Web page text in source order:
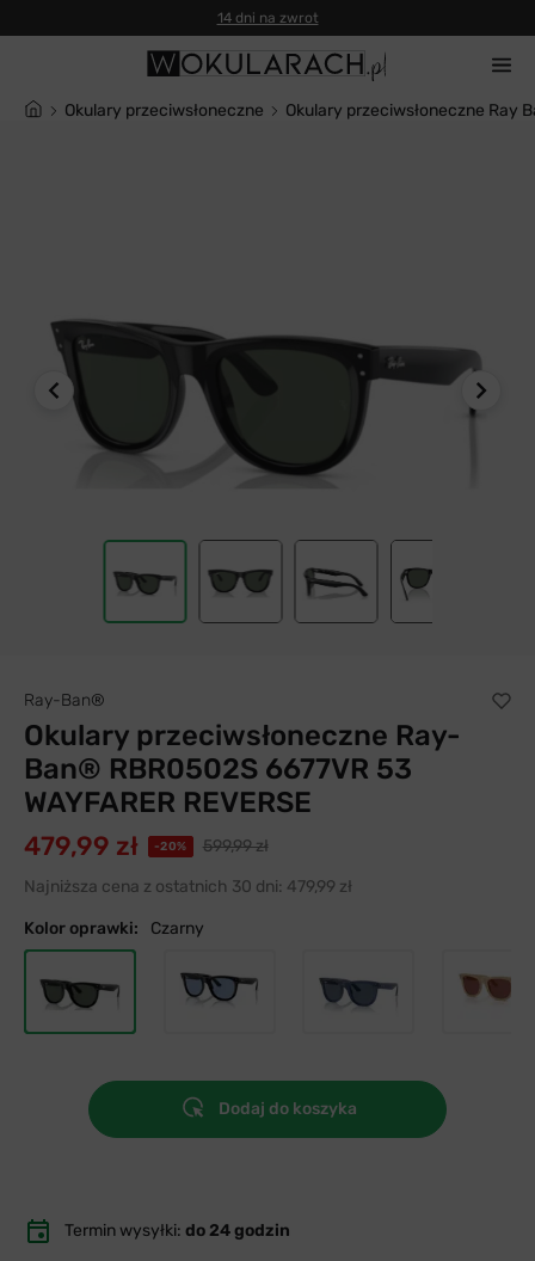
14 dni na zwrot
Okulary przeciwsłoneczne Okulary przeciwsłoneczne Ray
Ray-Ban®
Okulary przeciwsłoneczne Ray-
Ban® RBR0502S 6677VR 53
WAYFARER REVERSE
479,99 zł -20%
599,99 zł
Najniższa cena z ostatnich 30 dni: 479,99 zł
Kolor oprawki: Czarny
Dodaj do koszyka
Termin wysyłki: do 24 godzin